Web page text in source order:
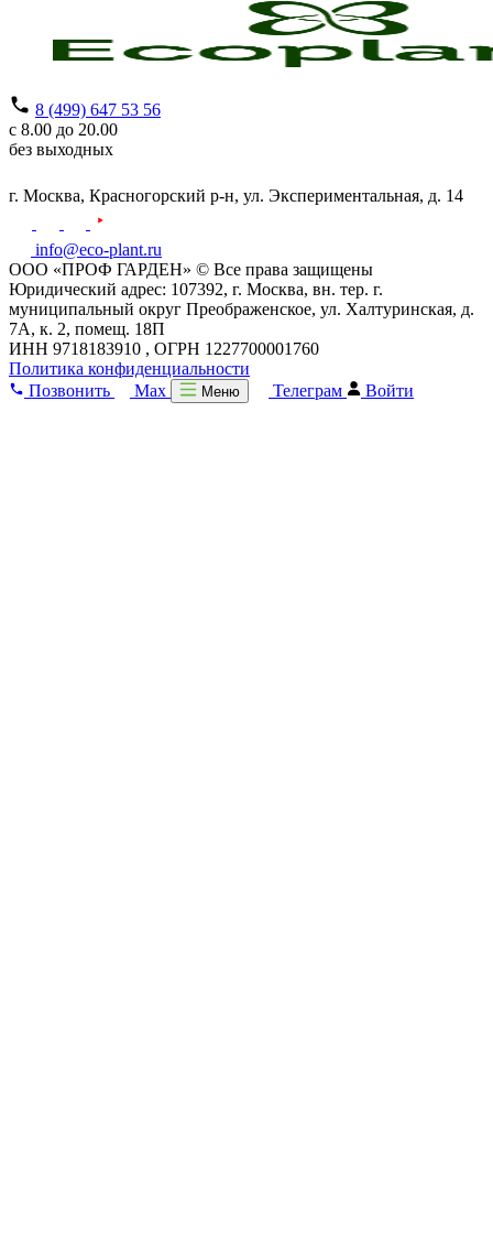
8 (499) 647 53 56
с 8.00 до 20.00
без выходных
г. Москва, Красногорский р-н, ул. Экспериментальная, д. 14
info@eco-plant.ru
ООО «ПРОФ ГАРДЕН» © Все права защищены
Юридический адрес: 107392, г. Москва, вн. тер. г.
муниципальный округ Преображенское, ул. Халтуринская, д.
7А, к. 2, помещ. 18П
ИНН 9718183910 , ОГРН 1227700001760
Политика конфиденциальности
Позвонить
Max Меню Телеграм Войти